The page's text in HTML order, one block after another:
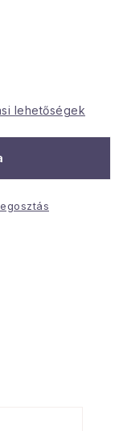
áruka
lehetőségek